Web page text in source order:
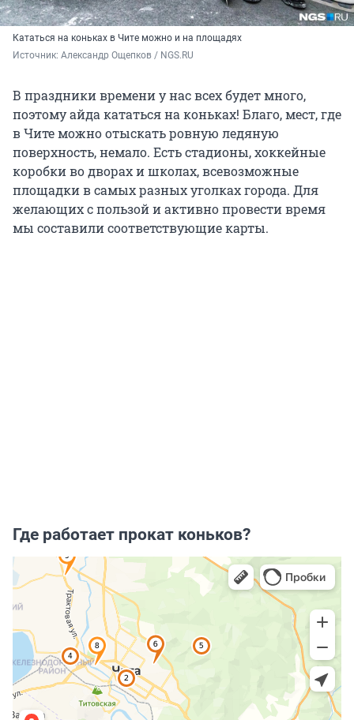
Кататься на коньках в Чите можно и на площадях
Источник: Александр Ощепков / NGS.RU
В праздники времени у нас всех будет много,
поэтому айда кататься на коньках! Благо, мест, где
в Чите можно отыскать ровную ледяную
поверхность, немало. Есть стадионы, хоккейные
коробки во дворах и школах, всевозможные
площадки в самых разных уголках города. Для
желающих с пользой и активно провести время
мы составили соответствующие карты.
Где работает прокат коньков?